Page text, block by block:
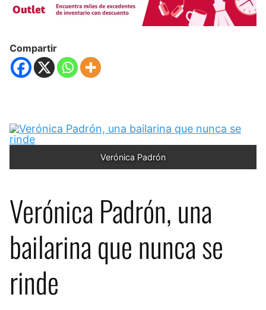
Compartir
Verónica Padrón
Verónica Padrón, una
bailarina que nunca se
rinde